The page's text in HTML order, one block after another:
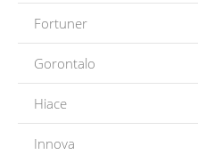
Fortuner
Gorontalo
Hiace
Innova